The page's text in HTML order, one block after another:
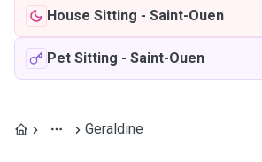
House Sitting - Saint-Ouen
Pet Sitting - Saint-Ouen
Geraldine